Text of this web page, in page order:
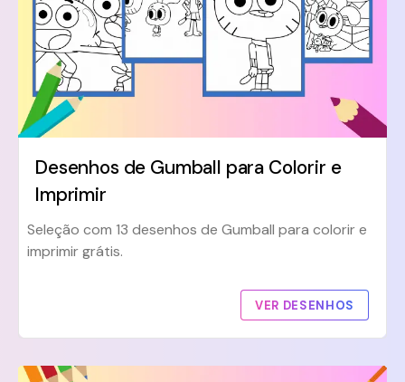
Desenhos de Gumball para Colorir e
Imprimir
Seleção com 13 desenhos de Gumball para colorir e
imprimir grátis.
VER DESENHOS